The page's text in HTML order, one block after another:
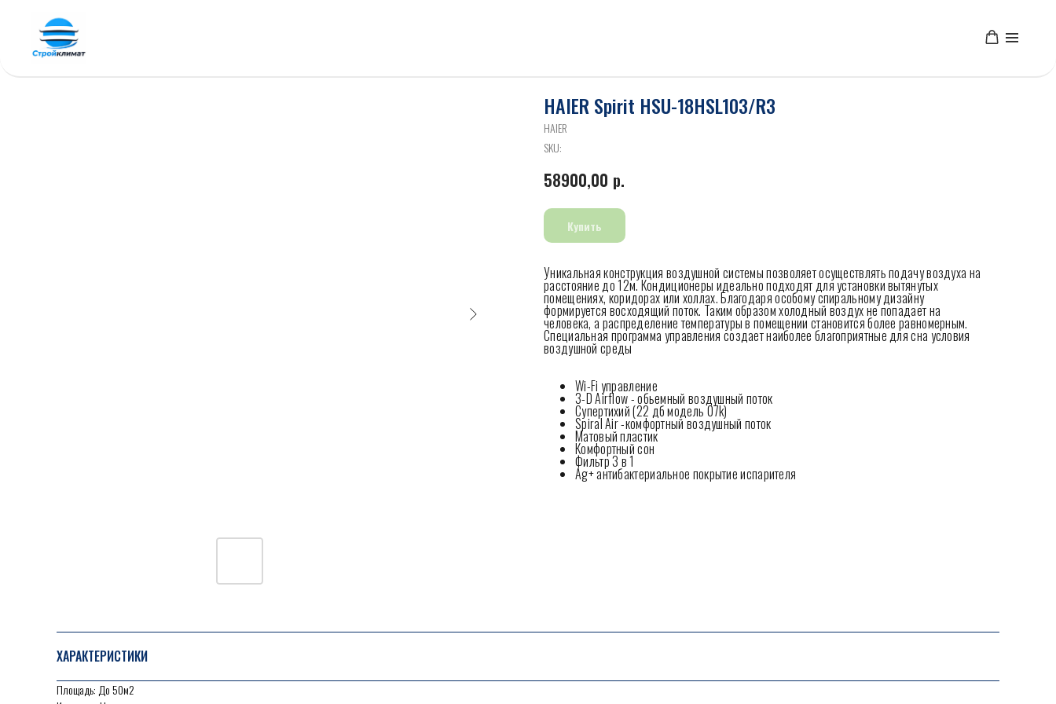
HAIER Spirit HSU-18HSL103/R3
HAIER
SKU:
58900,00 р.
Купить
Уникальная конструкция воздушной системы позволяет осуществлять подачу воздуха на
расстояние до 12м. Кондиционеры идеально подходят для установки вытянутых
помещениях, коридорах или холлах. Благодаря особому спиральному дизайну
формируется восходящий поток. Таким образом холодный воздух не попадает на
человека, а распределение температуры в помещении становится более равномерным.
Специальная программа управления создает наиболее благоприятные для сна условия
воздушной среды
Wi-Fi управление
3-D Airflow - обьемный воздушный поток
Супертихий (22 дб модель 07k)
Spiral Air -комфортный воздушный поток
Матовый пластик
Комфортный сон
Фильтр 3 в 1
Ag+ антибактериальное покрытие испарителя
ХАРАКТЕРИСТИКИ
Площадь: До 50м2